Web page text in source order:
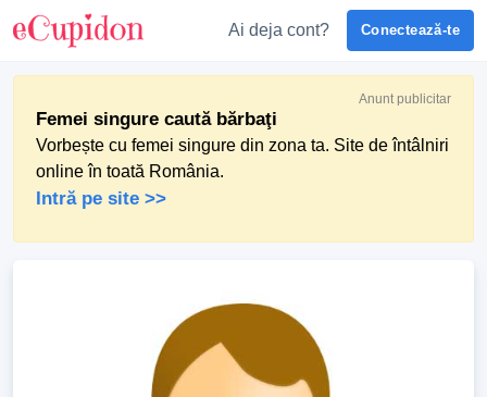
Ai deja cont? Conectează-te
Anunt publicitar
Femei singure caută bărbaţi
Vorbește cu femei singure din zona ta. Site de întâlniri
online în toată România.
Intră pe site >>